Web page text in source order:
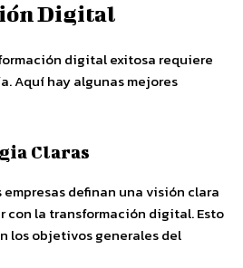
Digital
digital exitosa requiere
Aquí hay algunas mejores
Claras
definan una visión clara
con la transformación digital. Esto
los objetivos generales del